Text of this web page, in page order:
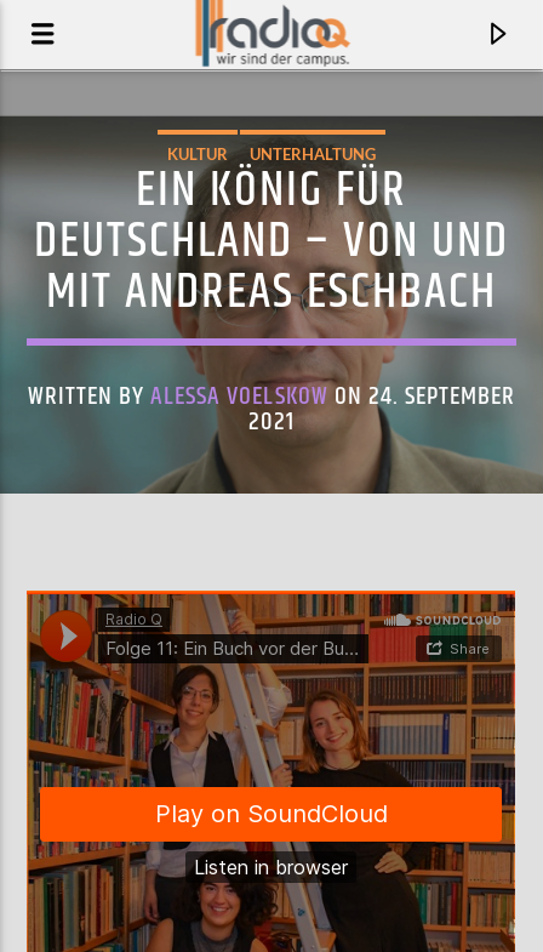
KAKIHANA
AKTUELLE SENDUNG
MOEBIUS
12:00 18:00
ZU HÖREN IN Münster 90,9 MHz Steinfurt103,9 MHz
KULTUR UNTERHALTUNG
EIN KÖNIG FÜR
DEUTSCHLAND – VON UND
MIT ANDREAS ESCHBACH
WRITTEN BYALESSA VOELSKOWON 24. SEPTEMBER
2021